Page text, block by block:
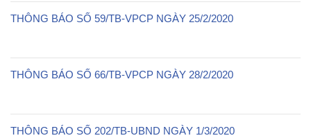
THÔNG BÁO SỐ 59/TB-VPCP NGÀY 25/2/2020
THÔNG BÁO SỐ 66/TB-VPCP NGÀY 28/2/2020
THÔNG BÁO SỐ 202/TB-UBND NGÀY 1/3/2020